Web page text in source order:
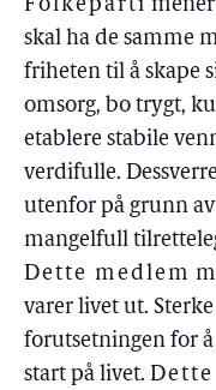
Folkeparti
skal ha de samme
friheten til å skape
omsorg, bo trygt,
etablere stabile
verdifulle.
utenfor på grunn
mangelfull
Dette medlem
varer livet ut.
forutsetningen for
start på livet.